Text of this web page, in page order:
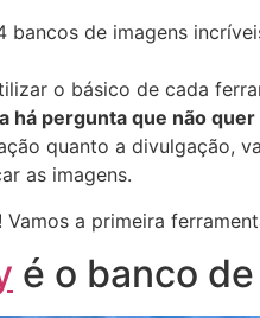
bancos de imagens
o básico de cada
há pergunta que não quer
quanto a divulgação,
as imagens.
Vamos a primeira
é o banco